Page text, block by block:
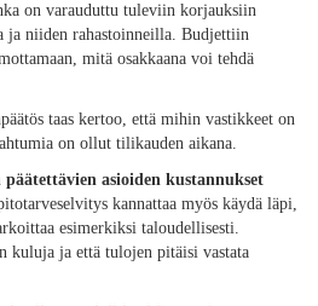
on varauduttu tuleviin korjauksiin
ja niiden rahastoinneilla. Budjettiin
mitä osakkaana voi tehdä
taas kertoo, että mihin vastikkeet on
on ollut tilikauden aikana.
asioiden kustannukset
kannattaa myös käydä läpi,
esimerkiksi taloudellisesti.
kuluja ja että tulojen pitäisi vastata